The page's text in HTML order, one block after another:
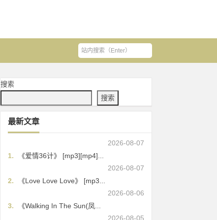
搜索
搜索
最新文章
2026-08-07
1.
《爱情36计》 [mp3][mp4]...
2026-08-07
2.
《Love Love Love》 [mp3...
2026-08-06
3.
《Walking In The Sun(凤...
2026-08-05